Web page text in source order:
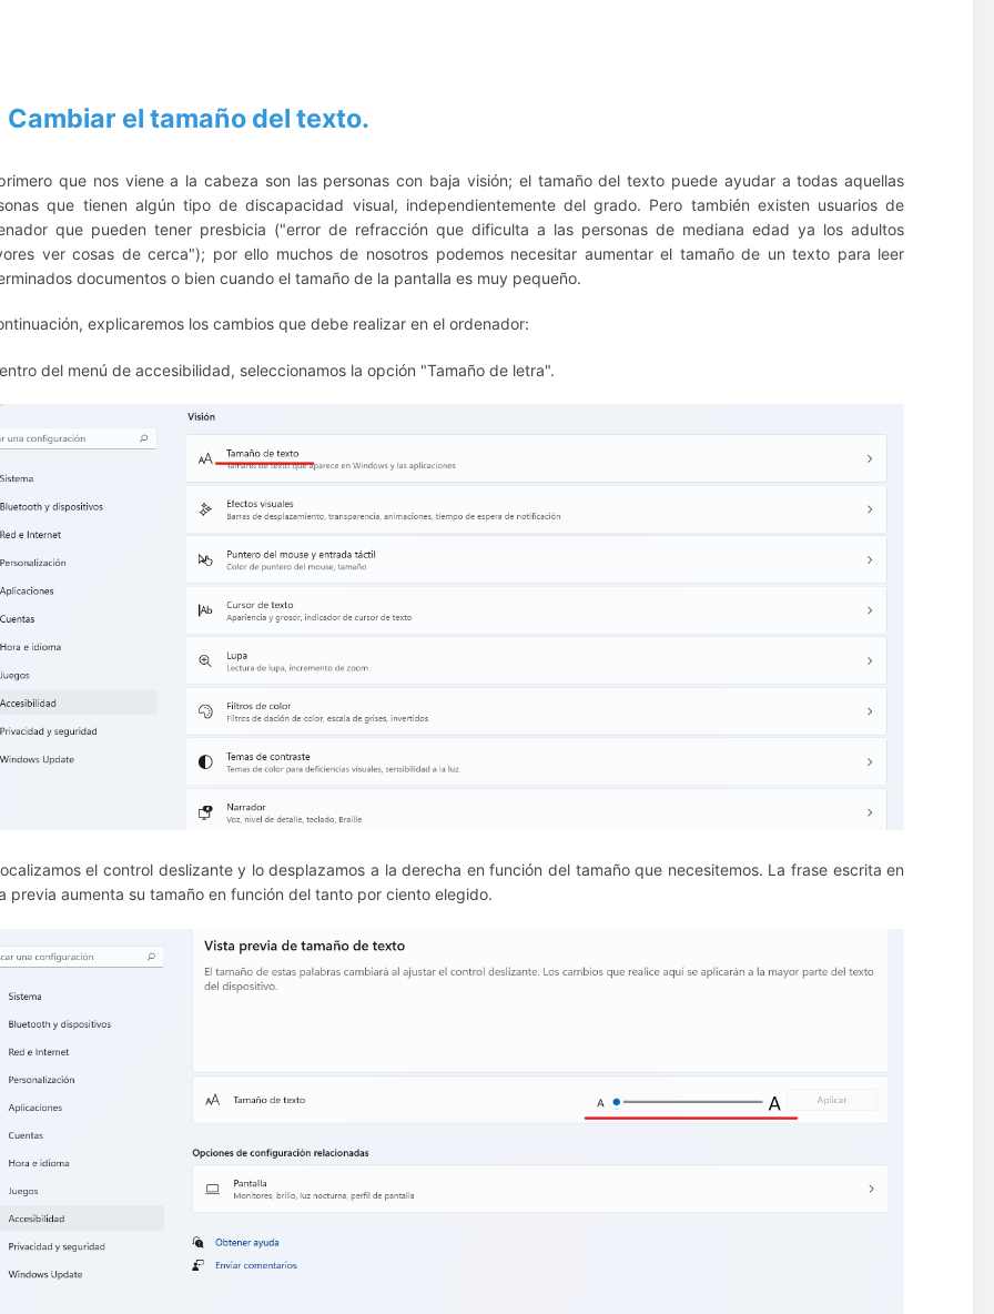
Cambiar el tamaño del texto.
que nos viene a la cabeza son las personas con baja visión; el tamaño del texto puede ayudar a todas aquellas
que tienen algún tipo de discapacidad visual, independientemente del grado. Pero también existen usuarios de
que pueden tener presbicia ("error de refracción que dificulta a las personas de mediana edad ya los adultos
ver cosas de cerca"); por ello muchos de nosotros podemos necesitar aumentar el tamaño de un texto para leer
documentos o bien cuando el tamaño de la pantalla es muy pequeño.
explicaremos los cambios que debe realizar en el ordenador:
del menú de accesibilidad, seleccionamos la opción "Tamaño de letra".
el control deslizante y lo desplazamos a la derecha en función del tamaño que necesitemos. La frase escrita en
previa aumenta su tamaño en función del tanto por ciento elegido.